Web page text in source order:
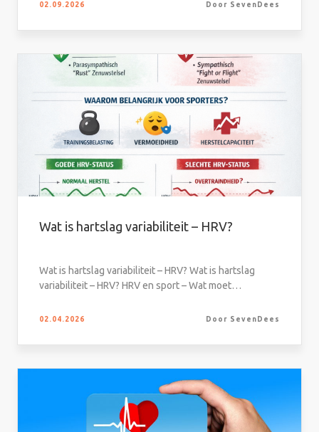
02.09.2026 Door SevenDees
Wat is hartslag variabiliteit – HRV?
Wat is hartslag variabiliteit – HRV? Wat is hartslag
variabiliteit – HRV? HRV en sport – Wat moet…
02.04.2026 Door SevenDees